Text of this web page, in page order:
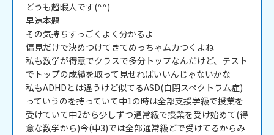
どうも超暇人です(^^)
早速本題
その気持ちすっごくよく分かるよ
偏見だけで決めつけてきてめっちゃムカつくよね
私も数学が得意でクラスで多分トップなんだけど、テスト
でトップの成績を取って見せればいいんじゃないかな
私もADHDとは違うけど似てるASD(自閉スペクトラム症)
っていうのを持っていて中1の時は全部支援学級で授業を
受けていて中2から少しずつ通常級で授業を受け始めて(得
意な数学から)今(中3)では全部通常級どで受けてるからみ